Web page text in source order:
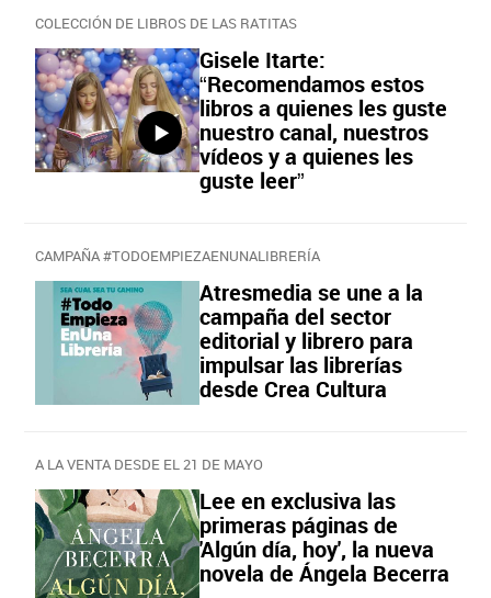
COLECCIÓN DE LIBROS DE LAS RATITAS
Gisele Itarte:
“Recomendamos estos
libros a quienes les guste
nuestro canal, nuestros
vídeos y a quienes les
guste leer”
CAMPAÑA #TODOEMPIEZAENUNALIBRERÍA
Atresmedia se une a la
campaña del sector
editorial y librero para
impulsar las librerías
desde Crea Cultura
A LA VENTA DESDE EL 21 DE MAYO
Lee en exclusiva las
primeras páginas de
'Algún día, hoy', la nueva
novela de Ángela Becerra